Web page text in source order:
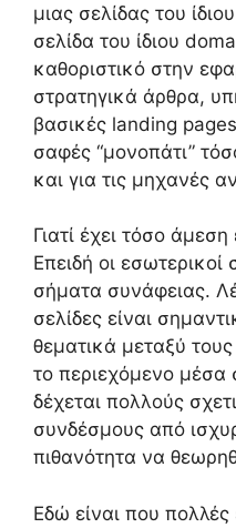
μιας σελίδας του
σελίδα του ίδιου
καθοριστικό στην
στρατηγικά άρθρα,
βασικές landing
σαφές “μονοπάτι”
και για τις μηχανές
Γιατί έχει τόσο
Επειδή οι
σήματα συνάφειας.
σελίδες είναι
θεματικά μεταξύ τους
το περιεχόμενο
δέχεται πολλούς
συνδέσμους από
πιθανότητα να
Εδώ είναι που πολλές